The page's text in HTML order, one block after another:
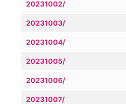
20231002/
20231003/
20231004/
20231005/
20231006/
20231007/